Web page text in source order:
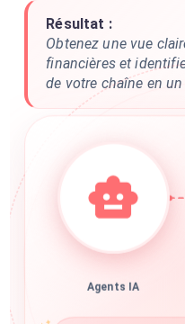
Résultat :
Obtenez une vue
financières et
de votre chaîne en
Agents IA